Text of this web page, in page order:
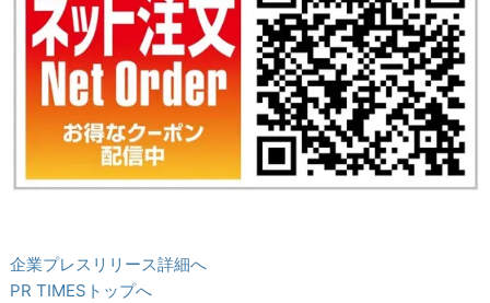
企業プレスリリース詳細へ
PR TIMESトップへ